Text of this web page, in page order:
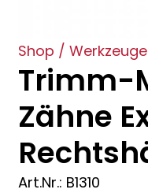
Shop / Werkzeuge
Trimm-
Zähne
Art.Nr.: B1310